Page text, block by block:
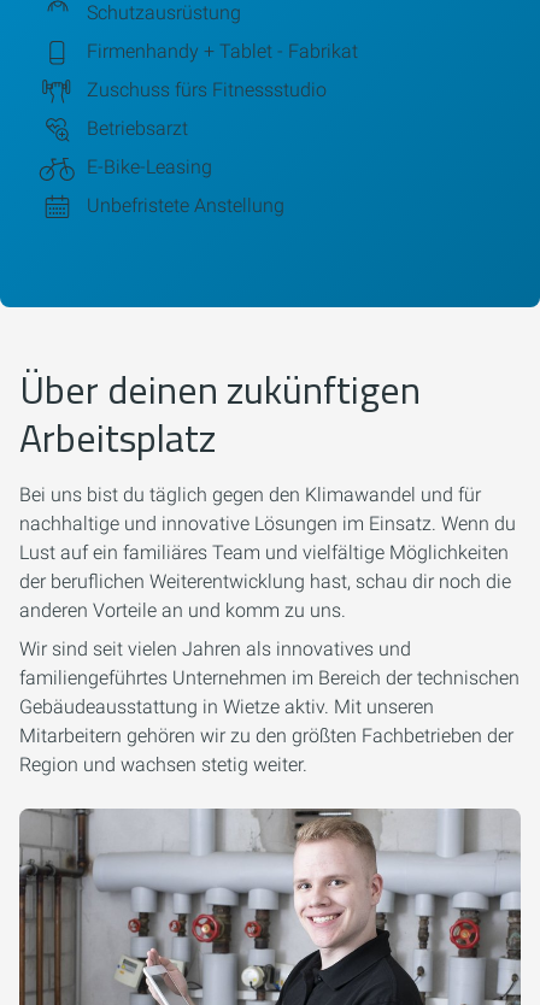
Schutzausrüstung
Firmenhandy + Tablet - Fabrikat
Zuschuss fürs Fitnessstudio
Betriebsarzt
E-Bike-Leasing
Unbefristete Anstellung
Über deinen zukünftigen
Arbeitsplatz
Bei uns bist du täglich gegen den Klimawandel und für
nachhaltige und innovative Lösungen im Einsatz. Wenn du
Lust auf ein familiäres Team und vielfältige Möglichkeiten
der beruflichen Weiterentwicklung hast, schau dir noch die
anderen Vorteile an und komm zu uns.
Wir sind seit vielen Jahren als innovatives und
familiengeführtes Unternehmen im Bereich der technischen
Gebäudeausstattung in Wietze aktiv. Mit unseren
Mitarbeitern gehören wir zu den größten Fachbetrieben der
Region und wachsen stetig weiter.